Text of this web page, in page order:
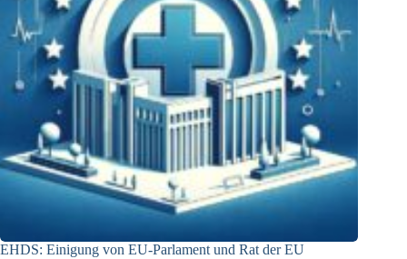
EHDS: Einigung von EU-Parlament und Rat der EU